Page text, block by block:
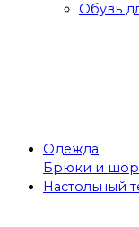
Обувь
Одежда
Брюки и
Настольный